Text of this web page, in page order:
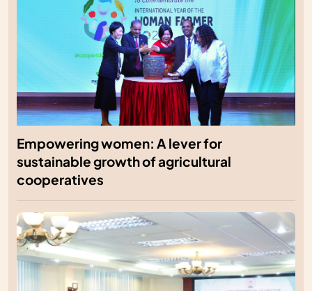
Empowering women: A lever for
sustainable growth of agricultural
cooperatives